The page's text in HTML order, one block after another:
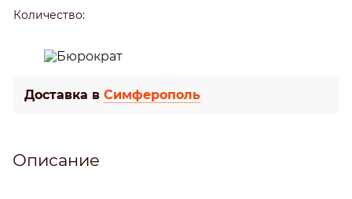
Количество:
Доставка в Симферополь
Описание